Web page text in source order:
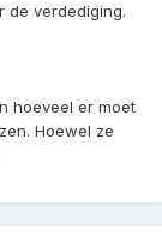
de verdediging.
hoeveel er moet
Hoewel ze